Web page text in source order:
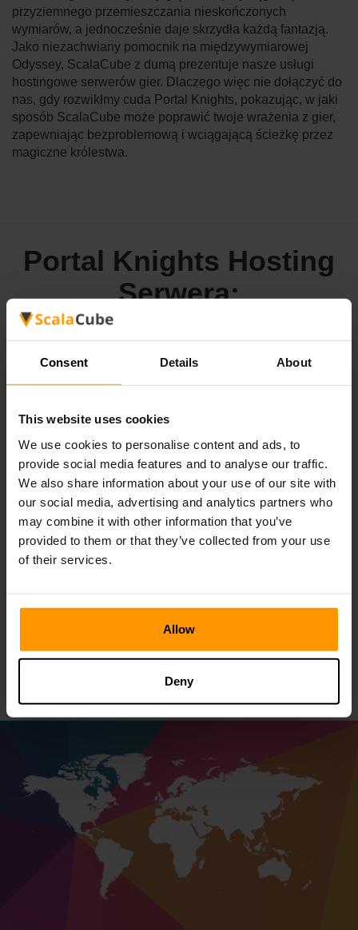
Consent Details About
This website uses cookies
We use cookies to personalise content and ads, to
provide social media features and to analyse our traffic.
We also share information about your use of our site with
our social media, advertising and analytics partners who
may combine it with other information that you’ve
provided to them or that they’ve collected from your use
of their services.
Allow
Deny
przyziemnego przemieszczania nieskończonych
wymiarów, a jednocześnie daje skrzydła każdą fantazją.
Jako niezachwiany pomocnik na międzywymiarowej
Odyssey, ScalaCube z dumą prezentuje nasze usługi
hostingowe serwerów gier. Dlaczego więc nie dołączyć do
nas, gdy rozwikłmy cuda Portal Knights, pokazując, w jaki
sposób ScalaCube może poprawić twoje wrażenia z gier,
zapewniając bezproblemową i wciągającą ścieżkę przez
magiczne królestwa.
Portal Knights Hosting
Serwera:
Podczas zapuszczania się do sfer Portal Knights
posiadanie wiarygodnego przewodnika jest bardzo ważne,
Nasze usługi hostingowe serwera gier pomagają położyć
wrażenia w zawsze dynamicznym świecie Portal Knights.
Wyposażone w ultra -nowoczesne serwery o niskiej
opóźnieniu, najnowsze postępy technologiczne, łatwe
zarządzanie z najbardziej intuicyjnym panelem sterowania,
Dzięki ScalaCube masz moc podróżowania tam iz
powrotem między wymiarami.
Budowanie imponujących struktur, walki z trudnymi
ScalaCube dzisiaj dla hostingu serwera Portal Knights i
wyruszaj w podróż między wymiarami wolnymi od stresu.